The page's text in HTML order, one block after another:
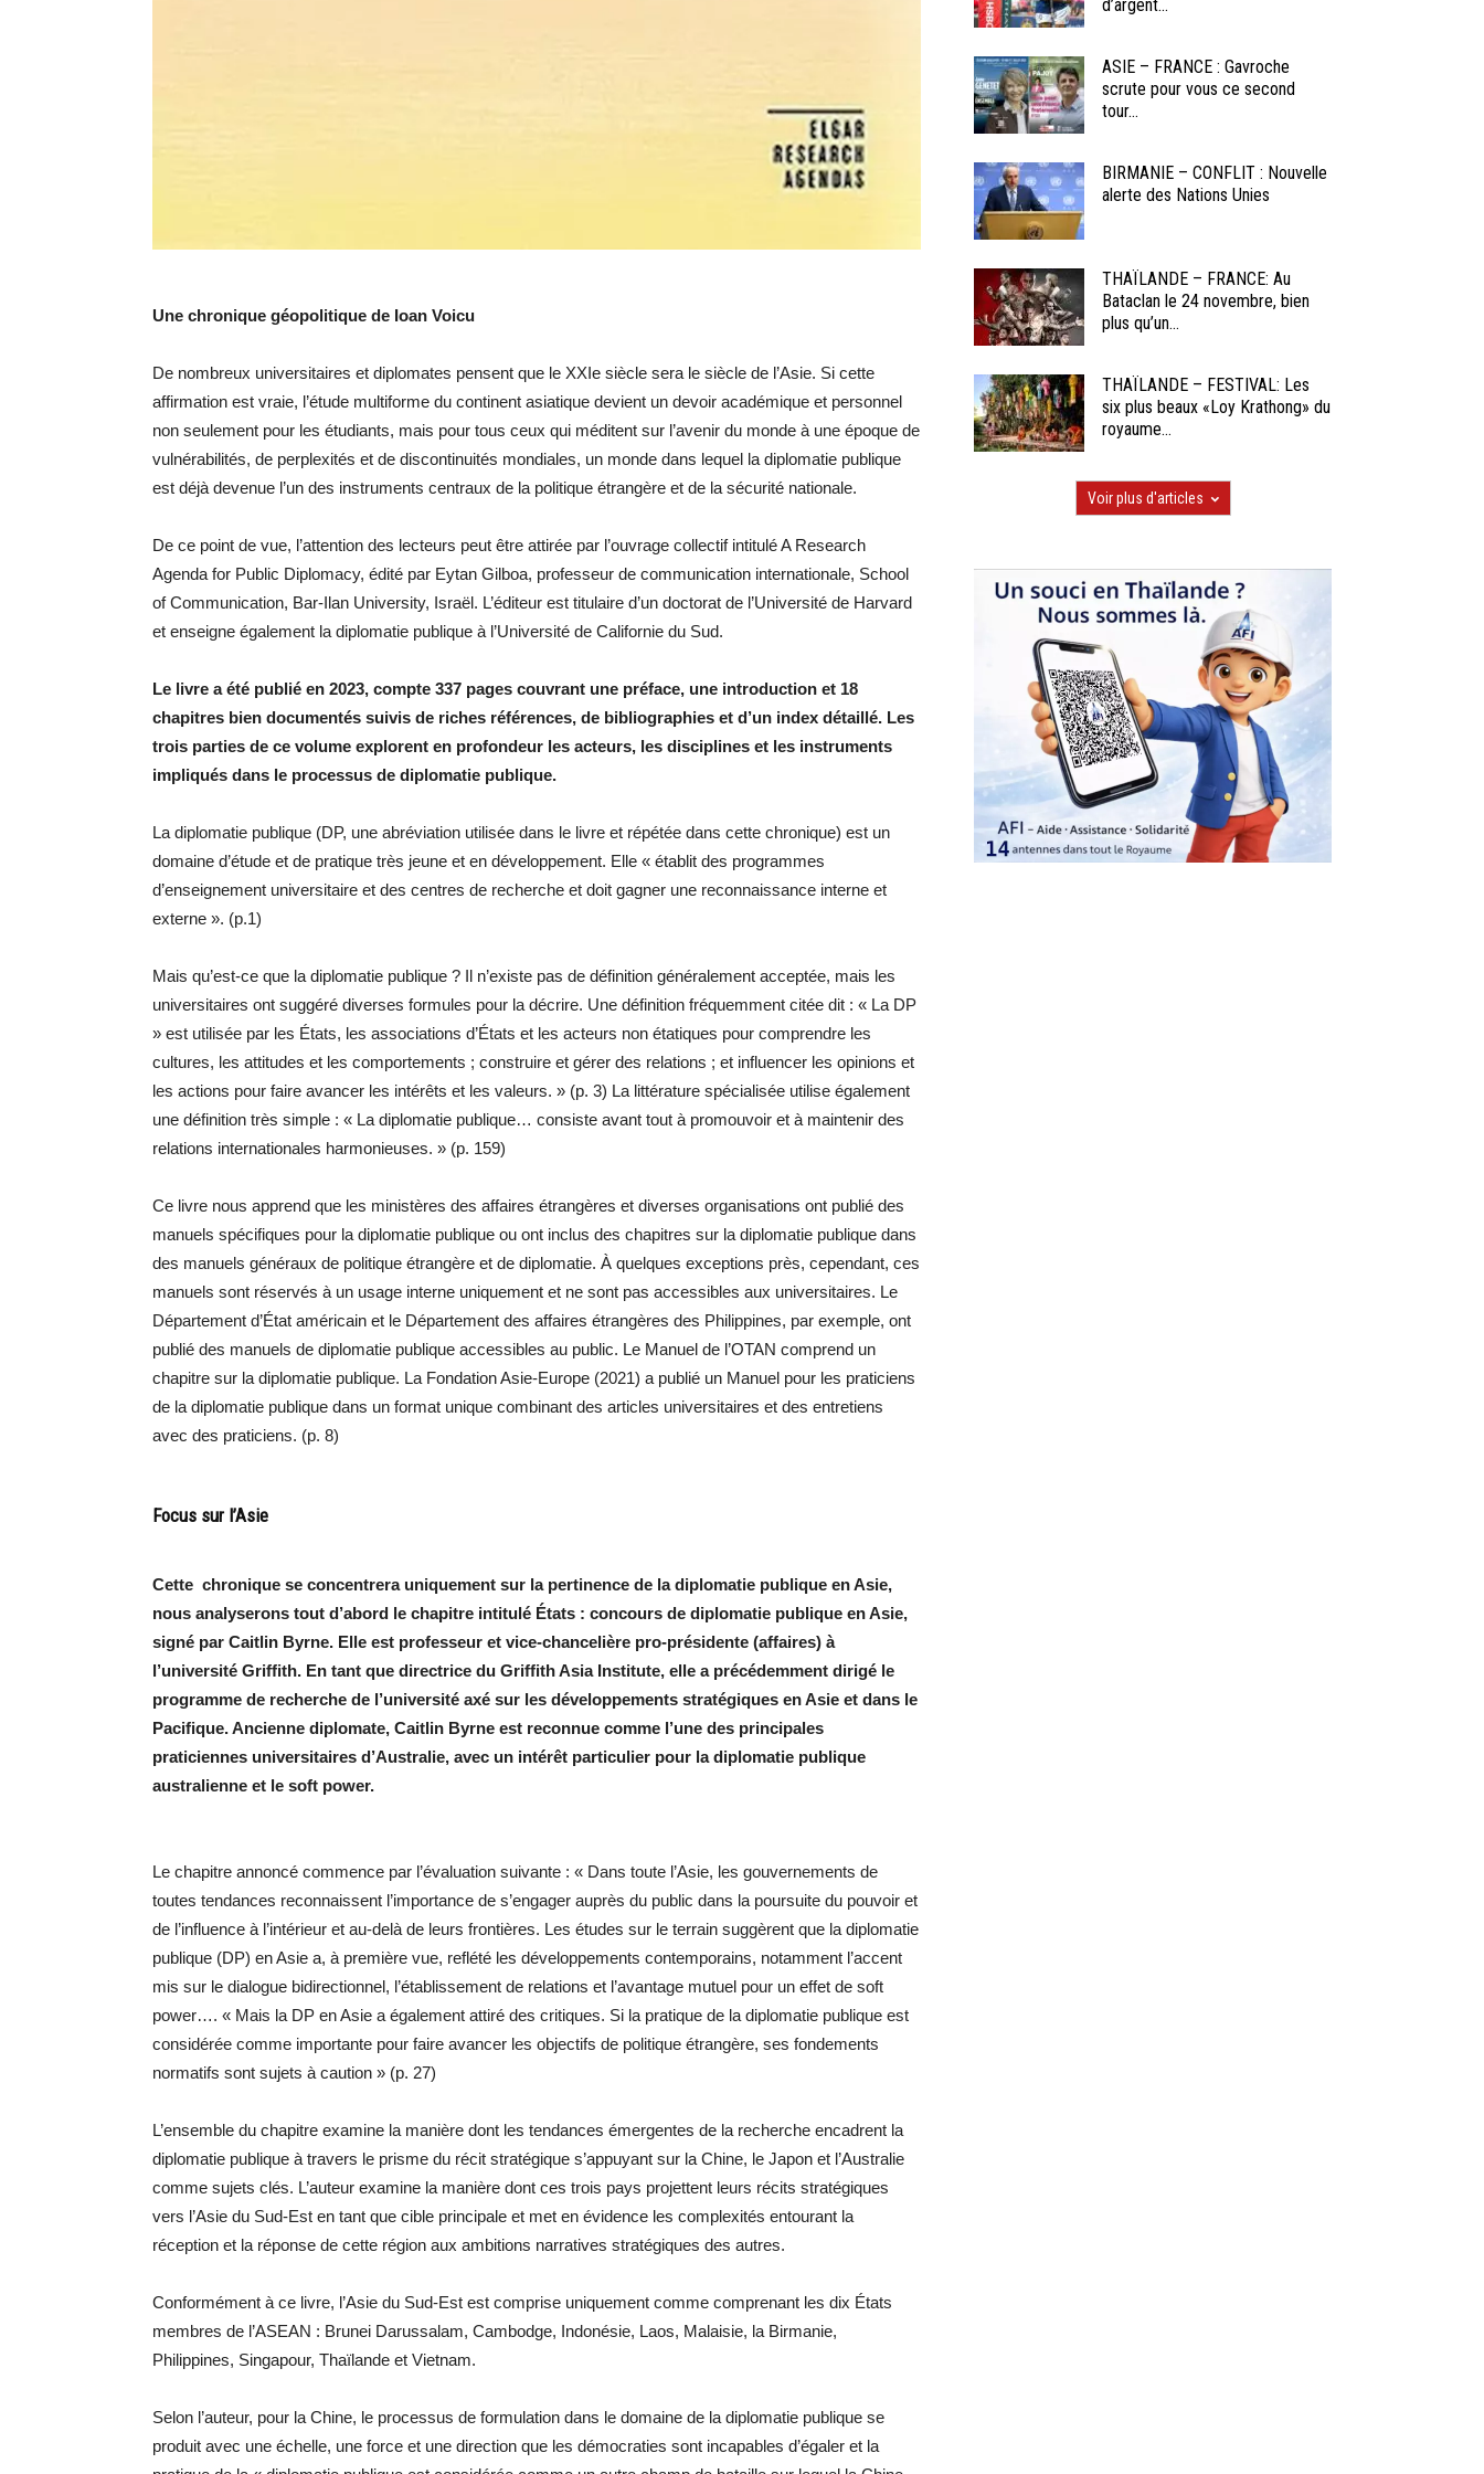
Une chronique géopolitique de Ioan Voicu
De nombreux universitaires et diplomates pensent que le XXIe siècle sera le siècle de l’Asie. Si cette
affirmation est vraie, l’étude multiforme du continent asiatique devient un devoir académique et personnel
non seulement pour les étudiants, mais pour tous ceux qui méditent sur l’avenir du monde à une époque de
vulnérabilités, de perplexités et de discontinuités mondiales, un monde dans lequel la diplomatie publique
est déjà devenue l’un des instruments centraux de la politique étrangère et de la sécurité nationale.
De ce point de vue, l’attention des lecteurs peut être attirée par l’ouvrage collectif intitulé A Research
Agenda for Public Diplomacy, édité par Eytan Gilboa, professeur de communication internationale, School
of Communication, Bar-Ilan University, Israël. L’éditeur est titulaire d’un doctorat de l’Université de Harvard
et enseigne également la diplomatie publique à l’Université de Californie du Sud.
Le livre a été publié en 2023, compte 337 pages couvrant une préface, une introduction et 18
chapitres bien documentés suivis de riches références, de bibliographies et d’un index détaillé. Les
trois parties de ce volume explorent en profondeur les acteurs, les disciplines et les instruments
impliqués dans le processus de diplomatie publique.
La diplomatie publique (DP, une abréviation utilisée dans le livre et répétée dans cette chronique) est un
domaine d’étude et de pratique très jeune et en développement. Elle « établit des programmes
d’enseignement universitaire et des centres de recherche et doit gagner une reconnaissance interne et
externe ». (p.1)
Mais qu’est-ce que la diplomatie publique ? Il n’existe pas de définition généralement acceptée, mais les
universitaires ont suggéré diverses formules pour la décrire. Une définition fréquemment citée dit : « La DP
» est utilisée par les États, les associations d’États et les acteurs non étatiques pour comprendre les
cultures, les attitudes et les comportements ; construire et gérer des relations ; et influencer les opinions et
les actions pour faire avancer les intérêts et les valeurs. » (p. 3) La littérature spécialisée utilise également
une définition très simple : « La diplomatie publique… consiste avant tout à promouvoir et à maintenir des
relations internationales harmonieuses. » (p. 159)
Ce livre nous apprend que les ministères des affaires étrangères et diverses organisations ont publié des
manuels spécifiques pour la diplomatie publique ou ont inclus des chapitres sur la diplomatie publique dans
des manuels généraux de politique étrangère et de diplomatie. À quelques exceptions près, cependant, ces
manuels sont réservés à un usage interne uniquement et ne sont pas accessibles aux universitaires. Le
Département d’État américain et le Département des affaires étrangères des Philippines, par exemple, ont
publié des manuels de diplomatie publique accessibles au public. Le Manuel de l’OTAN comprend un
chapitre sur la diplomatie publique. La Fondation Asie-Europe (2021) a publié un Manuel pour les praticiens
de la diplomatie publique dans un format unique combinant des articles universitaires et des entretiens
avec des praticiens. (p. 8)
Focus sur l’Asie
Cette chronique se concentrera uniquement sur la pertinence de la diplomatie publique en Asie,
nous analyserons tout d’abord le chapitre intitulé États : concours de diplomatie publique en Asie,
signé par Caitlin Byrne. Elle est professeur et vice-chancelière pro-présidente (affaires) à
l’université Griffith. En tant que directrice du Griffith Asia Institute, elle a précédemment dirigé le
programme de recherche de l’université axé sur les développements stratégiques en Asie et dans le
Pacifique. Ancienne diplomate, Caitlin Byrne est reconnue comme l’une des principales
praticiennes universitaires d’Australie, avec un intérêt particulier pour la diplomatie publique
australienne et le soft power.
Le chapitre annoncé commence par l’évaluation suivante : « Dans toute l’Asie, les gouvernements de
toutes tendances reconnaissent l’importance de s’engager auprès du public dans la poursuite du pouvoir et
de l’influence à l’intérieur et au-delà de leurs frontières. Les études sur le terrain suggèrent que la diplomatie
publique (DP) en Asie a, à première vue, reflété les développements contemporains, notamment l’accent
mis sur le dialogue bidirectionnel, l’établissement de relations et l’avantage mutuel pour un effet de soft
power…. « Mais la DP en Asie a également attiré des critiques. Si la pratique de la diplomatie publique est
considérée comme importante pour faire avancer les objectifs de politique étrangère, ses fondements
normatifs sont sujets à caution » (p. 27)
L’ensemble du chapitre examine la manière dont les tendances émergentes de la recherche encadrent la
diplomatie publique à travers le prisme du récit stratégique s’appuyant sur la Chine, le Japon et l’Australie
comme sujets clés. L’auteur examine la manière dont ces trois pays projettent leurs récits stratégiques
vers l’Asie du Sud-Est en tant que cible principale et met en évidence les complexités entourant la
réception et la réponse de cette région aux ambitions narratives stratégiques des autres.
Conformément à ce livre, l’Asie du Sud-Est est comprise uniquement comme comprenant les dix États
membres de l’ASEAN : Brunei Darussalam, Cambodge, Indonésie, Laos, Malaisie, la Birmanie,
Philippines, Singapour, Thaïlande et Vietnam.
Selon l’auteur, pour la Chine, le processus de formulation dans le domaine de la diplomatie publique se
produit avec une échelle, une force et une direction que les démocraties sont incapables d’égaler et la
d’argent...
ASIE – FRANCE : Gavroche
scrute pour vous ce second
tour...
BIRMANIE – CONFLIT : Nouvelle
alerte des Nations Unies
THAÏLANDE – FRANCE: Au
Bataclan le 24 novembre, bien
plus qu’un...
THAÏLANDE – FESTIVAL: Les
six plus beaux «Loy Krathong» du
royaume...
Voir plus d'articles